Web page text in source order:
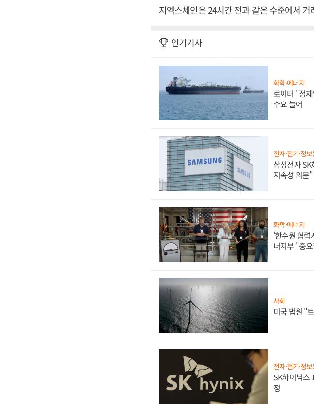
지엑스체인은 24시간 전과 같은 수준에서
인기기사
화학·에너지
로이터 "정
수요 늘어
전자·전기·정
삼성전자
지속성 의문"
화학·에너지
'한수원 협력
너지부 "중
사회
미국 법원 "
전자·전기·정
SK하이닉스
정